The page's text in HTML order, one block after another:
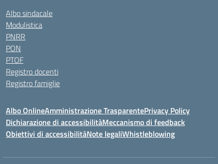
Albo sindacale
Modulistica
PNRR
PON
PTOF
Registro docenti
Registro famiglie
Albo OnlineAmministrazione TrasparentePrivacy Policy
Dichiarazione di accessibilitàMeccanismo di feedback
Obiettivi di accessibilitàNote legaliWhistleblowing